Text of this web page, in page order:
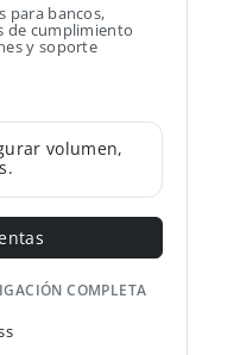
para bancos,
de cumplimiento
y soporte
volumen,
COMPLETA